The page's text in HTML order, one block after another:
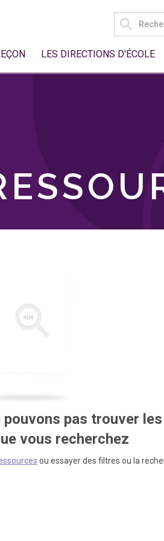
SEARCH
FOR:
LES DIRECTIONS D'ÉCOLE
pouvons pas trouver les
vous recherchez
ou essayer des filtres ou la